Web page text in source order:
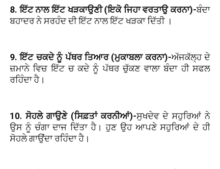
8. ਇੱਟ ਨਾਲ ਇੱਟ ਖੜਕਾਉਣੀ (ਇਕੋ ਜਿਹਾ ਵਰਤਾਉ ਕਰਨਾ)-ਬੰਦਾ
ਬਹਾਦਰ ਨੇ ਸਰਹੰਦ ਦੀ ਇੱਟ ਨਾਲ ਇੱਟ ਖੜਕਾ ਦਿੱਤੀ ।
9. ਇੱਟ ਚਕਦੇ ਨੂੰ ਪੱਥਰ ਤਿਆਰ (ਮੁਕਾਬਲਾ ਕਰਨਾ)-ਅੱਜਕੱਲ੍ਹ ਦੇ
ਜ਼ਮਾਨੇ ਵਿਚ ਇੱਟ ਚ ਕਦੇ ਨੂੰ ਪੱਥਰ ਚੁੱਕਣ ਵਾਲਾ ਬੰਦਾ ਹੀ ਸਫਲ
ਰਹਿੰਦਾ ਹੈ।
10. ਸੋਹਲੇ ਗਾਉਣੇ (ਸਿਫ਼ਤਾਂ ਕਰਨੀਆਂ)-ਸੁਖਦੇਵ ਦੇ ਸਹੁਰਿਆਂ ਨੇ
ਉਸ ਨੂੰ ਚੰਗਾ ਦਾਜ ਦਿੱਤਾ ਹੈ। ਹੁਣ ਉਹ ਆਪਣੇ ਸਹੁਰਿਆਂ ਦੇ ਹੀ
ਸੋਹਲੇ ਗਾਉਂਦਾ ਰਹਿੰਦਾ ਹੈ।